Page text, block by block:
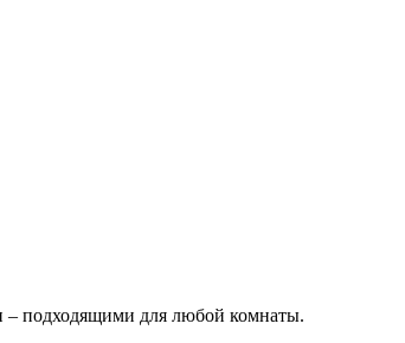
– подходящими для любой комнаты.